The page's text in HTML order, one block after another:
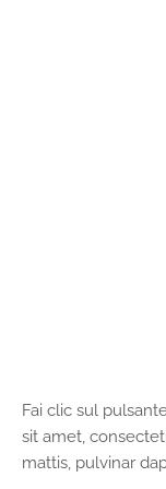
Fai clic sul
sit amet,
mattis, pulvinar